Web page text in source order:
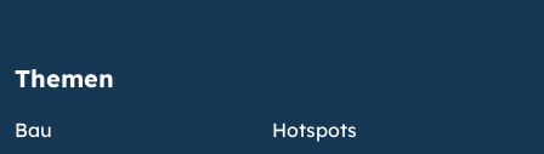
Themen
Bau
Hotspots